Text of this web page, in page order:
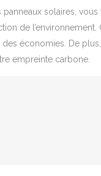
panneaux solaires,
de
des économies. De
empreinte carbone.